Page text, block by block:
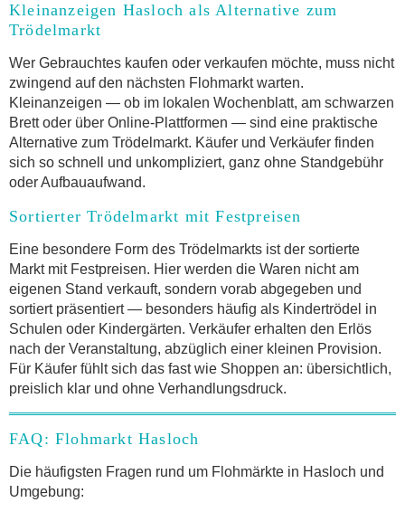
Kleinanzeigen Hasloch als Alternative zum
Trödelmarkt
Wer Gebrauchtes kaufen oder verkaufen möchte, muss nicht
zwingend auf den nächsten Flohmarkt warten.
Kleinanzeigen — ob im lokalen Wochenblatt, am schwarzen
Brett oder über Online-Plattformen — sind eine praktische
Alternative zum Trödelmarkt. Käufer und Verkäufer finden
sich so schnell und unkompliziert, ganz ohne Standgebühr
oder Aufbauaufwand.
Sortierter Trödelmarkt mit Festpreisen
Eine besondere Form des Trödelmarkts ist der sortierte
Markt mit Festpreisen. Hier werden die Waren nicht am
eigenen Stand verkauft, sondern vorab abgegeben und
sortiert präsentiert — besonders häufig als Kindertrödel in
Schulen oder Kindergärten. Verkäufer erhalten den Erlös
nach der Veranstaltung, abzüglich einer kleinen Provision.
Für Käufer fühlt sich das fast wie Shoppen an: übersichtlich,
preislich klar und ohne Verhandlungsdruck.
FAQ: Flohmarkt Hasloch
Die häufigsten Fragen rund um Flohmärkte in Hasloch und
Umgebung: